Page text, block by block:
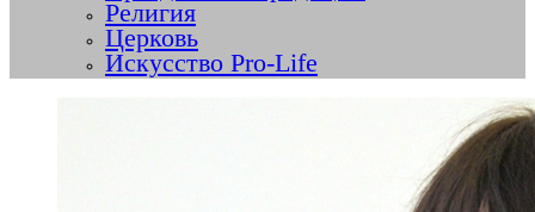
Религия
Церковь
Искусство Pro-Life